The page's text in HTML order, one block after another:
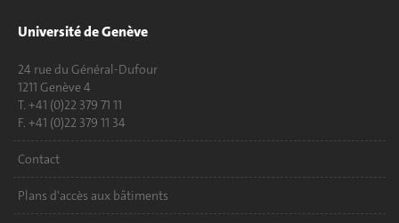
Université de Genève
24 rue du Général-Dufour
1211 Genève 4
T. +41 (0)22 379 71 11
F. +41 (0)22 379 11 34
Contact
Plans d'accès aux bâtiments